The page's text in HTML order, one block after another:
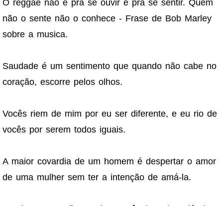
O reggae não é pra se ouvir é pra se sentir. Quem
não o sente não o conhece - Frase de Bob Marley
sobre a musica.
Saudade é um sentimento que quando não cabe no
coração, escorre pelos olhos.
Vocês riem de mim por eu ser diferente, e eu rio de
vocês por serem todos iguais.
A maior covardia de um homem é despertar o amor
de uma mulher sem ter a intenção de amá-la.